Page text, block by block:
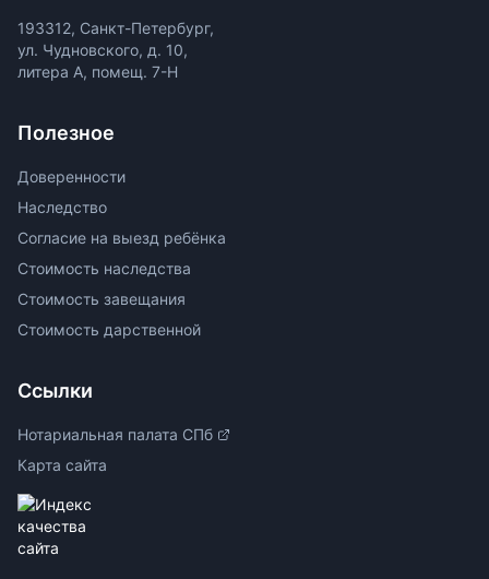
193312, Санкт-Петербург,
ул. Чудновского, д. 10,
литера А, помещ. 7-Н
Полезное
Доверенности
Наследство
Согласие на выезд ребёнка
Стоимость наследства
Стоимость завещания
Стоимость дарственной
Ссылки
Нотариальная палата СПб
Карта сайта